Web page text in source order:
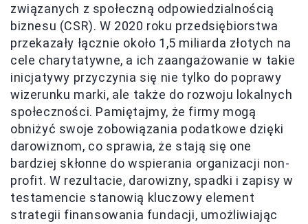
związanych z społeczną odpowiedzialnością
biznesu (CSR). W 2020 roku przedsiębiorstwa
przekazały łącznie około 1,5 miliarda złotych na
cele charytatywne, a ich zaangażowanie w takie
inicjatywy przyczynia się nie tylko do poprawy
wizerunku marki, ale także do rozwoju lokalnych
społeczności. Pamiętajmy, że firmy mogą
obniżyć swoje zobowiązania podatkowe dzięki
darowiznom, co sprawia, że stają się one
bardziej skłonne do wspierania organizacji non-
profit. W rezultacie, darowizny, spadki i zapisy w
testamencie stanowią kluczowy element
strategii finansowania fundacji, umożliwiając